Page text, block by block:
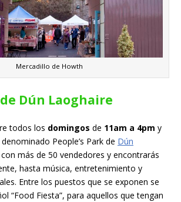
Mercadillo de Howth
Dún Laoghaire
todos los domingos de 11am a 4pm y
People’s Park de Dún
más de 50 vendedores y encontrarás
hasta música, entretenimiento y
Entre los puestos que se exponen se
“Food Fiesta”, para aquellos que tengan